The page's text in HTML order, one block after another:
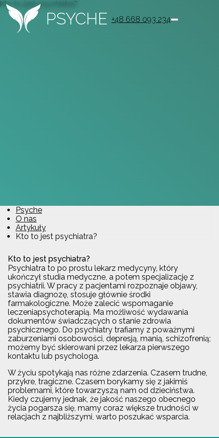
PSYCHE +48 668 093 234
Kto to jest psychiatra?
Psyche
O nas
Artykuły
Kto to jest psychiatra?
Kto to jest psychiatra?
Psychiatra to po prostu lekarz medycyny, który
ukończył studia medyczne, a potem specjalizację z
psychiatrii. W pracy z pacjentami rozpoznaje objawy,
stawia diagnozę, stosuje głównie środki
farmakologiczne. Może zalecić wspomaganie
leczeniapsychoterapią. Ma możliwość wydawania
dokumentów świadczących o stanie zdrowia
psychicznego. Do psychiatry trafiamy z poważnymi
zaburzeniami osobowości, depresją, manią, schizofrenią;
możemy być skierowani przez lekarza pierwszego
kontaktu lub psychologa.
W życiu spotykają nas różne zdarzenia. Czasem trudne,
przykre, tragiczne. Czasem borykamy się z jakimiś
problemami, które towarzyszą nam od dzieciństwa.
Kiedy czujemy jednak, że jakość naszego obecnego
życia pogarsza się, mamy coraz większe trudności w
relacjach z najbliższymi, warto poszukać wsparcia.